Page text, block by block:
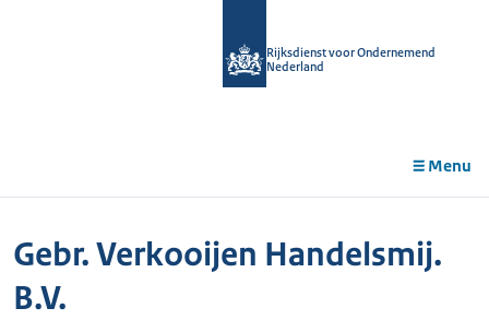
Rijksdienst voor Ondernemend
Nederland
Menu
Gebr. Verkooijen Handelsmij.
B.V.